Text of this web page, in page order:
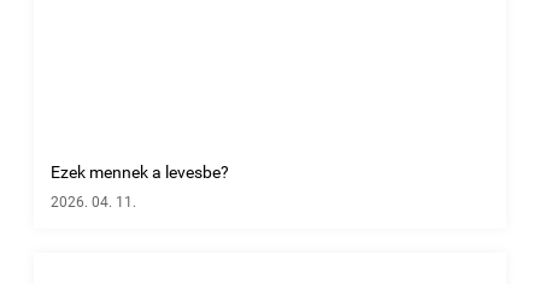
Ezek mennek a levesbe?
2026. 04. 11.